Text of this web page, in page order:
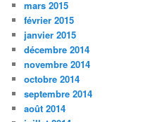
mars 2015
février 2015
janvier 2015
décembre 2014
novembre 2014
octobre 2014
septembre 2014
août 2014